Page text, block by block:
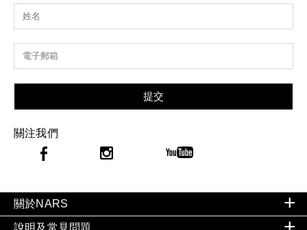
提交
關注我們
關於NARS
說明及常見問題